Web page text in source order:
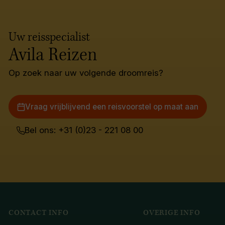
Uw reisspecialist
Avila Reizen
Op zoek naar uw volgende droomreis?
Vraag vrijblijvend een reisvoorstel op maat aan
Bel ons: +31 (0)23 - 221 08 00
CONTACT INFO OVERIGE INFO